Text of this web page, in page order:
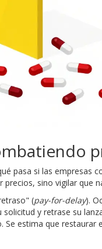
pasa si las empresas
precios, sino vigilar que
(pay-for-delay).
y retrase su
Se estima que